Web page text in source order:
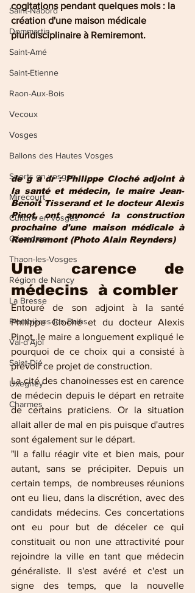
Saint-Nabord
Dommartin
Saint-Amé
Saint-Etienne
Raon-Aux-Bois
Vecoux
Vosges
Ballons des Hautes Vosges
Sports en vosges
Mirecourt
Culture en vosges
Gérardmer
Thaon-les-Vosges
Région de Nancy
La Bresse
Plombières-les-Bains
Val-d'Ajol
Saint-Dié
Uxegney
Charmes
cogitations pendant quelques mois : la
création d'une maison médicale
pluridisciplinaire à Remiremont.
de g à dr : Philippe Cloché adjoint à
la santé et médecin, le maire Jean-
Benoît Tisserand et le docteur Alexis
Pinot, ont annoncé la construction
prochaine d'une maison médicale à
Remiremont (Photo Alain Reynders)
Une carence de
médecins  à combler
Entouré de son adjoint à la santé
Philippe Cloché et du docteur Alexis
Pinot, le maire a longuement expliqué le
pourquoi de ce choix qui a consisté à
prévoir ce projet de construction.
La cité des chanoinesses est en carence
de médecin depuis le départ en retraite
de certains praticiens. Or la situation
allait aller de mal en pis puisque d'autres
sont également sur le départ.
"Il a fallu réagir vite et bien mais, pour
autant, sans se précipiter. Depuis un
certain temps,  de nombreuses réunions
ont eu lieu, dans la discrétion, avec des
candidats médecins. Ces concertations
ont eu pour but de déceler ce qui
constituait ou non une attractivité pour
rejoindre la ville en tant que médecin
généraliste. Il s'est avéré et c'est un
signe des temps, que la nouvelle